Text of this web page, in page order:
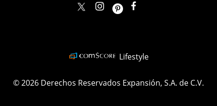
elle_mexicoellemexico
Lifestyle
© 2026 Derechos Reservados Expansión, S.A. de C.V.